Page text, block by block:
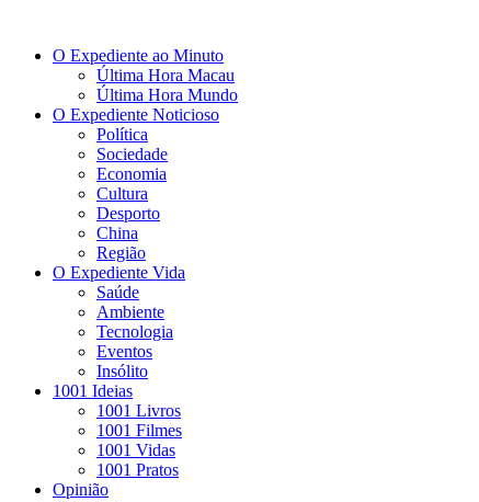
O Expediente ao Minuto
Última Hora Macau
Última Hora Mundo
O Expediente Noticioso
Política
Sociedade
Economia
Cultura
Desporto
China
Região
O Expediente Vida
Saúde
Ambiente
Tecnologia
Eventos
Insólito
1001 Ideias
1001 Livros
1001 Filmes
1001 Vidas
1001 Pratos
Opinião